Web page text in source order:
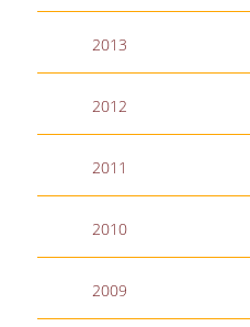
2013
2012
2011
2010
2009